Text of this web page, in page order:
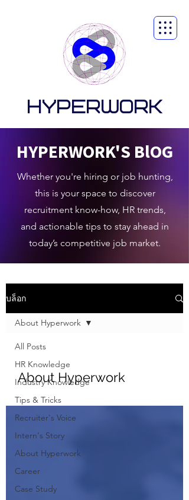
HYPERWORK
HYPERWORK'S BlOG
Whether you're hiring or job hunting,
this is your space to discover
recruitment know-how, HR trends,
and actionable tips to stay ahead in
today’s competitive job market.
บล็อก
All Posts
HR Knowledge
Industry Knowledge
Tips & Tricks
Recruiter's Voice
Intern's Story
About Hyperwork
Career
Case Study
About Hyperwork
About Hyperwork